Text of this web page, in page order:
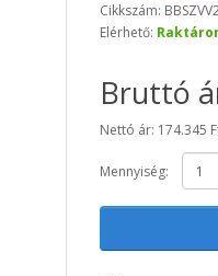
Cikkszám:
Elérhető:
Bruttó
Nettó ár: 174.345
Mennyiség: